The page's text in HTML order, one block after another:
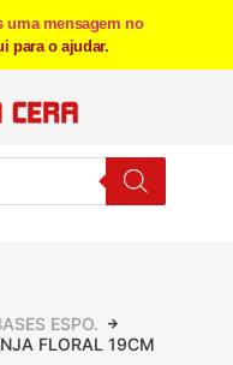
uma mensagem no
para o ajudar.
ESPO.
FLORAL 19CM